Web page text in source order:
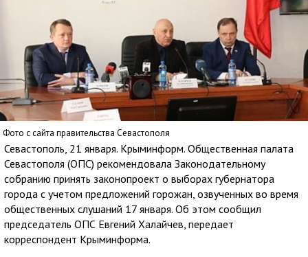
Фото с сайта правительства Севастополя
Севастополь, 21 января. Крыминформ. Общественная палата
Севастополя (ОПС) рекомендовала Законодательному
собранию принять законопроект о выборах губернатора
города с учетом предложений горожан, озвученных во время
общественных слушаний 17 января. Об этом сообщил
председатель ОПС Евгений Халайчев, передает
корреспондент Крыминформа.